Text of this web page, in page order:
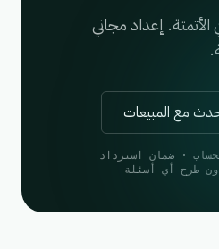
إعداد مجاني
مع المبيعات
· ضمان استرداد